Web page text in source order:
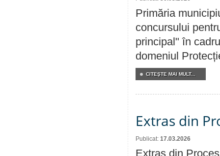
Primăria
concursului
principal" în
domeniul
CITEŞTE MAI MULT...
Extras din
Publicat: 17.03.2026
Extras din